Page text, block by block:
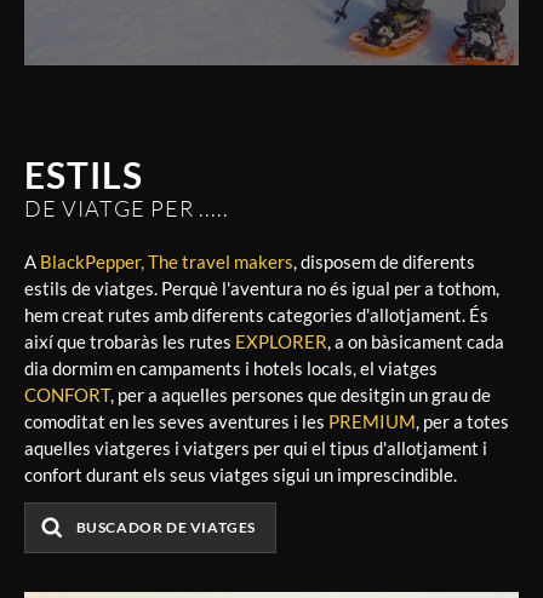
ESTILS
DE VIATGE PER .....
A BlackPepper, The travel makers , disposem de diferents
estils de viatges. Perquè l'aventura no és igual per a tothom,
hem creat rutes amb diferents categories d'allotjament. És
així que trobaràs les rutes EXPLORER , a on bàsicament cada
dia dormim en campaments i hotels locals, el viatges
CONFORT, per a aquelles persones que desitgin un grau de
comoditat en les seves aventures i les PREMIUM , per a totes
aquelles viatgeres i viatgers per qui el tipus d'allotjament i
confort durant els seus viatges sigui un imprescindible.
BUSCADOR DE VIATGES